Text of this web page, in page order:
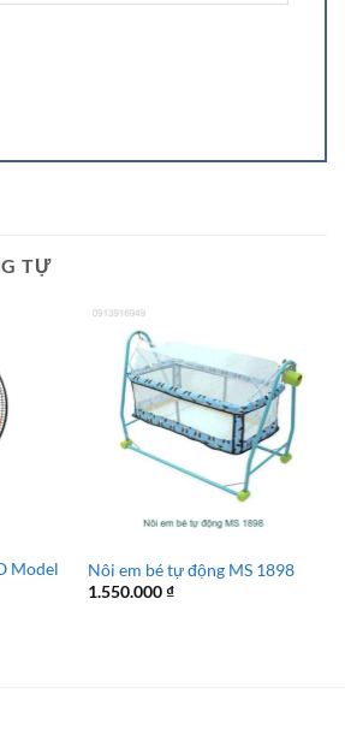
TỰ
Model
Nôi em bé tự động MS 1898
1.550.000₫